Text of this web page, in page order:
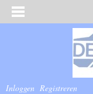
Inloggen Registreren